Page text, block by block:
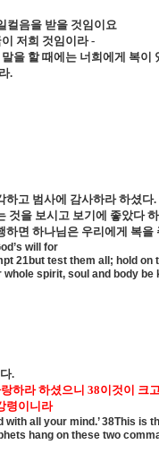
컬음을 받을 것임이요
저희 것임이라-
을 할 때에는 너희에게 복이
.
하고 범사에 감사하라 하셨다.
것을 보시고 보기에 좋았다
면 하나님은 우리에게 복을
will for
21but test them all; hold
spirit, soul and body
.
하라 하셨으니 38이것이 크
령이니라
all your mind.’ 38This is
hang on these two